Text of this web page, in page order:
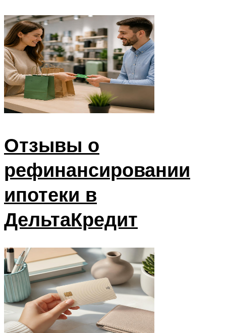
Отзывы о
рефинансировании
ипотеки в
ДельтаКредит